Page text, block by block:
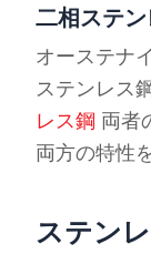
二相ステ
オーステナ
ステンレス
レス鋼 両者
両方の特性
ステン